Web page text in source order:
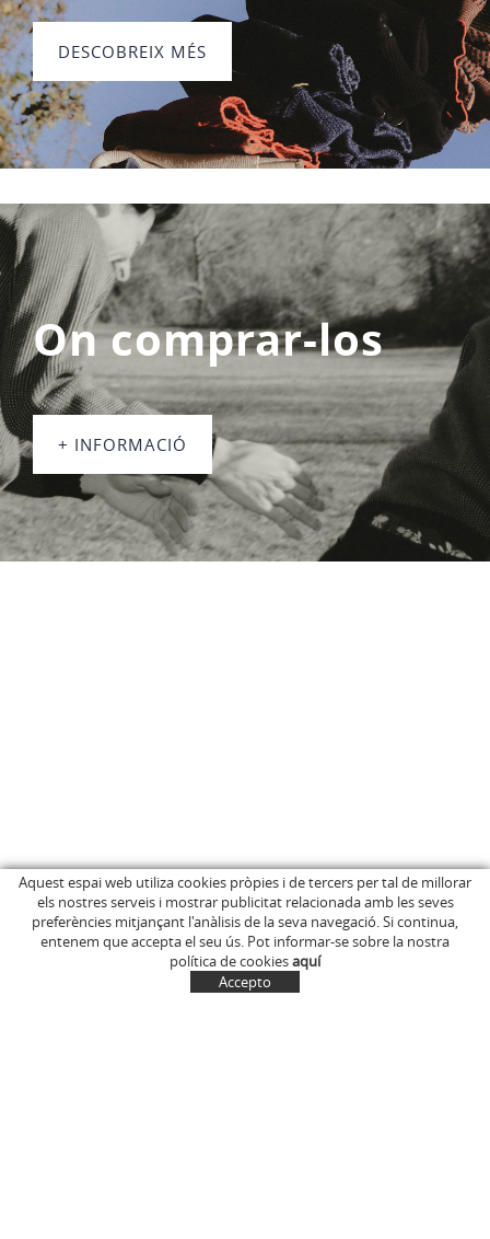
DESCOBREIX MÉS
On comprar-los
+ INFORMACIÓ
INICI
EMPRESA
BOTIGA ONLINE
C/ Anglès, 15
OLOT (Girona)
646 681 411
info@marcelinus.cat
COMPTE CISTELLA
Aquest espai web utiliza cookies pròpies i de tercers per tal de millorar
els nostres serveis i mostrar publicitat relacionada amb les seves
preferències mitjançant l'anàlisis de la seva navegació. Si continua,
entenem que accepta el seu ús. Pot informar-se sobre la nostra
política de cookiesaquí
Accepto